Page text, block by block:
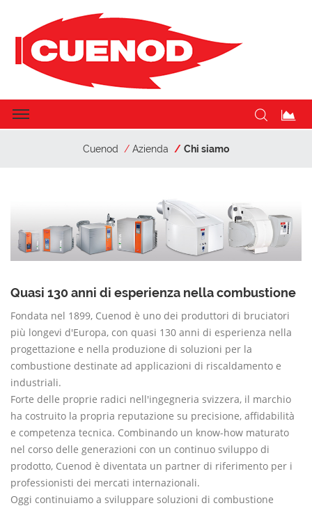
Cuenod Azienda Chi siamo
Quasi 130 anni di esperienza nella combustione
Fondata nel 1899, Cuenod è uno dei produttori di bruciatori
più longevi d'Europa, con quasi 130 anni di esperienza nella
progettazione e nella produzione di soluzioni per la
combustione destinate ad applicazioni di riscaldamento e
industriali.
Forte delle proprie radici nell'ingegneria svizzera, il marchio
ha costruito la propria reputazione su precisione, affidabilità
e competenza tecnica. Combinando un know-how maturato
nel corso delle generazioni con un continuo sviluppo di
prodotto, Cuenod è diventata un partner di riferimento per i
professionisti dei mercati internazionali.
Oggi continuiamo a sviluppare soluzioni di combustione